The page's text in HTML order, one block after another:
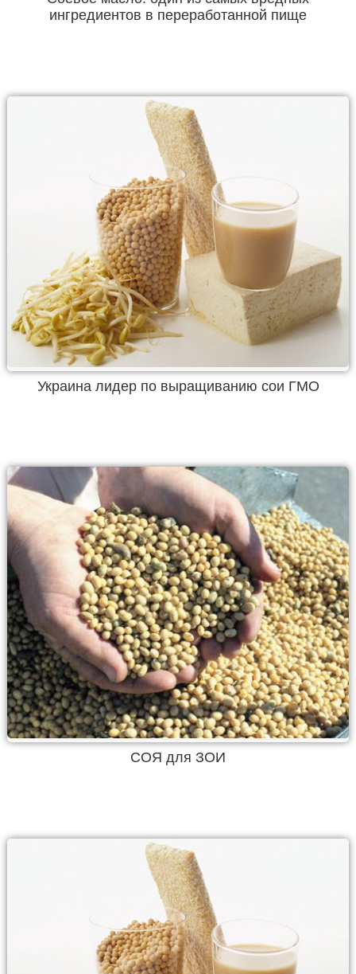
ингредиентов в переработанной пище
Украина лидер по выращиванию сои ГМО
СОЯ для ЗОИ